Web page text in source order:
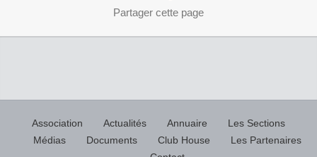
Partager cette page
Association Actualités Annuaire
Les Sections
Médias
Documents Club House
Les Partenaires